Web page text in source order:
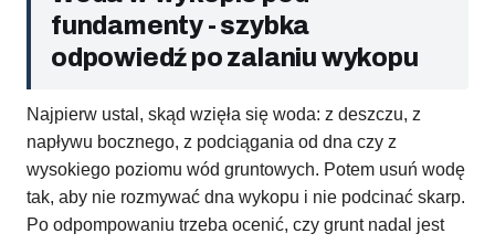
fundamenty - szybka
odpowiedź po zalaniu wykopu
Najpierw ustal, skąd wzięła się woda: z deszczu, z
napływu bocznego, z podciągania od dna czy z
wysokiego poziomu wód gruntowych. Potem usuń wodę
tak, aby nie rozmywać dna wykopu i nie podcinać skarp.
Po odpompowaniu trzeba ocenić, czy grunt nadal jest